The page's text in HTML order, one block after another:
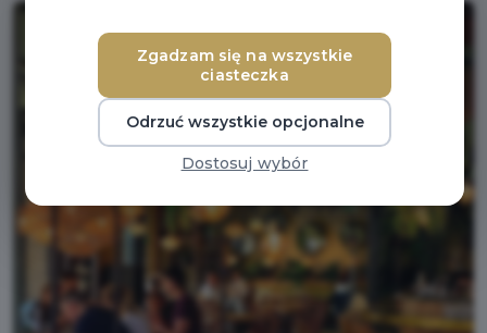
Zgadzam się na wszystkie
ciasteczka
Odrzuć wszystkie opcjonalne
Dostosuj wybór